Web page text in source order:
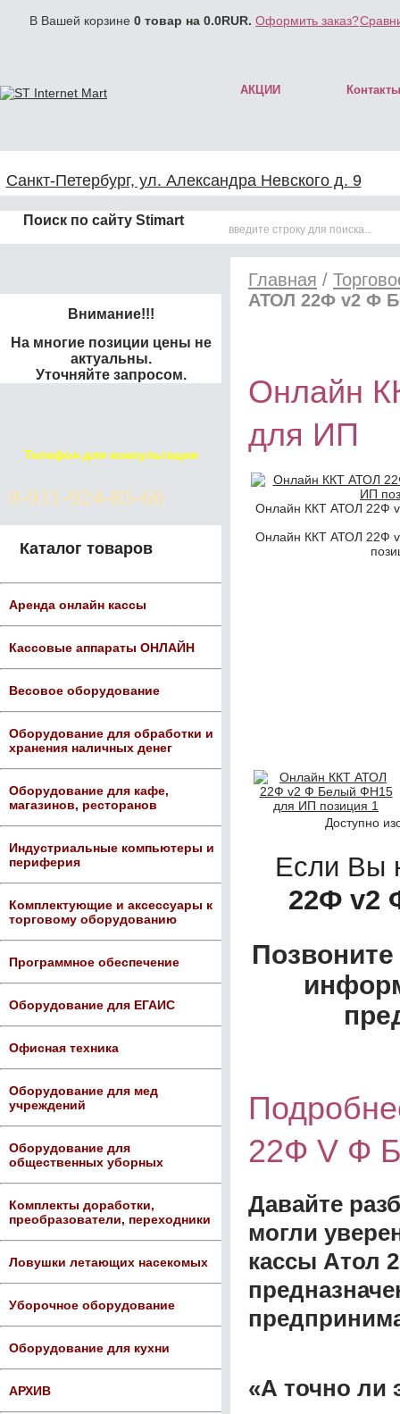
В Вашей корзине 0 товар на 0.0RUR. Оформить заказ?
АКЦИИ Контакты
Санкт-Петербург, ул. Александра Невского д. 9
Поиск по сайту Stimart
Внимание!!!
На многие позиции цены не
актуальны.
Уточняйте запросом.
Телефон для консультации
8-911-924-85-66
Каталог товаров
Аренда онлайн кассы
Кассовые аппараты ОНЛАЙН
Весовое оборудование
Оборудование для обработки и
хранения наличных денег
Оборудование для кафе,
магазинов, ресторанов
Индустриальные компьютеры и
периферия
Комплектующие и аксессуары к
торговому оборудованию
Программное обеспечение
Оборудование для ЕГАИС
Офисная техника
Оборудование для мед
учреждений
Оборудование для
общественных уборных
Комплекты доработки,
преобразователи, переходники
Ловушки летающих насекомых
Уборочное оборудование
Оборудование для кухни
АРХИВ
Главная /
АТОЛ 22Ф v2 Ф
Онлайн
для ИП
Онлайн ККТ АТОЛ 22Ф
Онлайн ККТ АТОЛ 22Ф
Доступно
Если Вы
22Ф v2
22Ф V Ф
Давайте
могли
кассы Атол
«А точно ли